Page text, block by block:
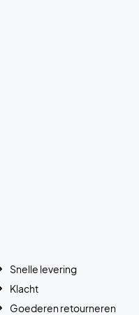
Snelle levering
Klacht
Goederen retourneren